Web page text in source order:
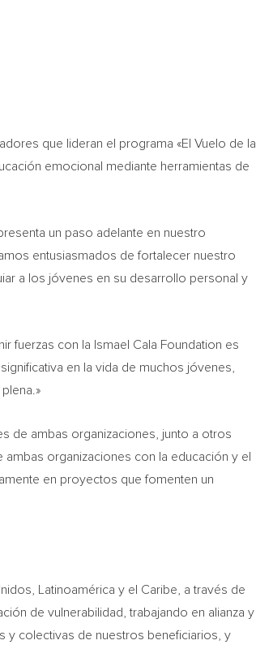
que lideran el programa «El Vuelo de la
emocional mediante herramientas de
un paso adelante en nuestro
entusiasmados de fortalecer nuestro
a los jóvenes en su desarrollo personal y
fuerzas con la Ismael Cala Foundation es
en la vida de muchos jóvenes,
de ambas organizaciones, junto a otros
organizaciones con la educación y el
en proyectos que fomenten un
Latinoamérica y el Caribe, a través de
de vulnerabilidad, trabajando en alianza y
y colectivas de nuestros beneficiarios, y